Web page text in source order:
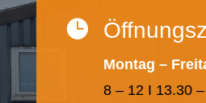

Montag –
8 – 12 I 13.30